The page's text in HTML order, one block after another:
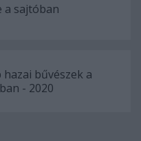
a sajtóban
bűvészek a
- 2020